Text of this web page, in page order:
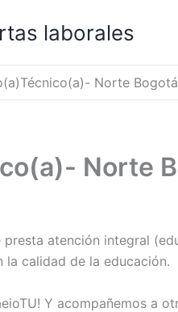
laborales
Norte Bogotá
Norte
presta atención integral
la calidad de la educación.
Y acompañemos a